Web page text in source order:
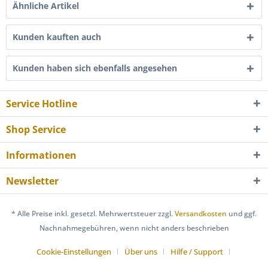
Ähnliche Artikel
Kunden kauften auch
Kunden haben sich ebenfalls angesehen
Service Hotline
Shop Service
Informationen
Newsletter
* Alle Preise inkl. gesetzl. Mehrwertsteuer zzgl.Versandkosten und ggf.
Nachnahmegebühren, wenn nicht anders beschrieben
Cookie-Einstellungen Über uns
Hilfe / Support